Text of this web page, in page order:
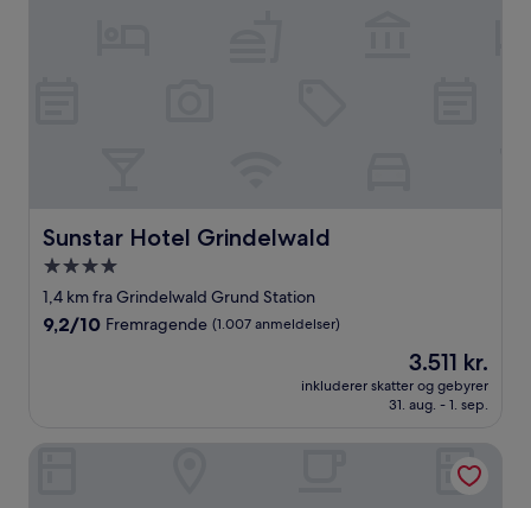
Sunstar Hotel Grindelwald
Sunstar Hotel Grindelwald
4.0-
stjernet
overnatningssted
1,4 km fra Grindelwald Grund Station
9.2
anmeldelser)
9,2/10 Fremragende (1.007 anmeldelser)
Prisen
er
3.511 kr.
3.511 kr.
inkluderer skatter og gebyrer
31. aug. - 1. sep.